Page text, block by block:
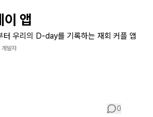
앱
터 우리의 D-day를 기록하는 재회 커플 앱
개발자
0